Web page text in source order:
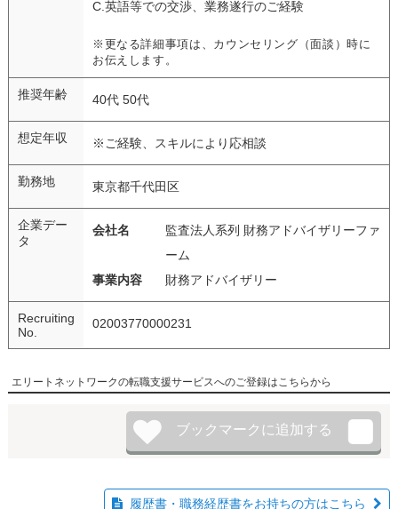
C.英語等での交渉、業務遂行のご経験
※更なる詳細事項は、カウンセリング（面談）時に
お伝えします。
推奨年齢 40代 50代
想定年収 ※ご経験、スキルにより応相談
勤務地 東京都千代田区
企業デー
タ
会社名
監査法人系列 財務アドバイザリーファ
ーム
事業内容
財務アドバイザリー
Recruiting
No.
02003770000231
エリートネットワークの転職支援サービスへのご登録はこちらから
履歴書・職務経歴書をお持ちの方はこちら